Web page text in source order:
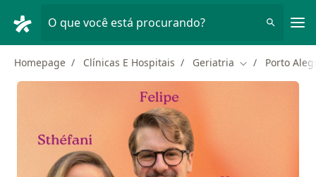
O que você está procurando?
Homepage Clínicas E Hospitais Geriatria Mudar de
Porto